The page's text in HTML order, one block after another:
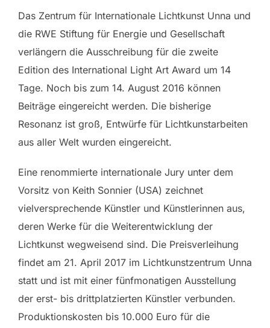
Das Zentrum für Internationale Lichtkunst Unna und
die RWE Stiftung für Energie und Gesellschaft
verlängern die Ausschreibung für die zweite
Edition des International Light Art Award um 14
Tage. Noch bis zum 14. August 2016 können
Beiträge eingereicht werden. Die bisherige
Resonanz ist groß, Entwürfe für Lichtkunstarbeiten
aus aller Welt wurden eingereicht.
Eine renommierte internationale Jury unter dem
Vorsitz von Keith Sonnier (USA) zeichnet
vielversprechende Künstler und Künstlerinnen aus,
deren Werke für die Weiterentwicklung der
Lichtkunst wegweisend sind. Die Preisverleihung
findet am 21. April 2017 im Lichtkunstzentrum Unna
statt und ist mit einer fünfmonatigen Ausstellung
der erst- bis drittplatzierten Künstler verbunden.
Produktionskosten bis 10.000 Euro für die